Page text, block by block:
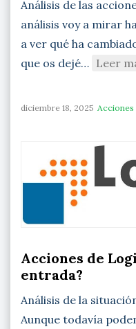
Análisis de las
análisis voy a mirar
a ver qué ha
que os dejé… Leer
diciembre 18, 2025 Acciones
Acciones de
entrada?
Análisis de la
Aunque todavía